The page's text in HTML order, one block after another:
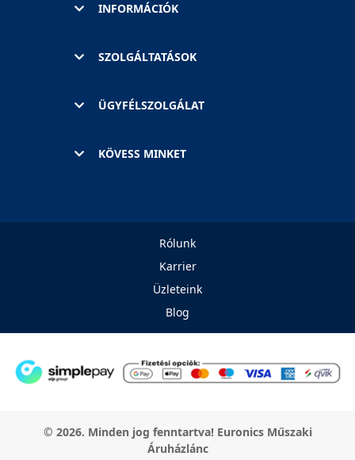
INFORMÁCIÓK
SZOLGÁLTATÁSOK
ÜGYFÉLSZOLGÁLAT
KÖVESS MINKET
Rólunk
Karrier
Üzleteink
Blog
© 2026. Minden jog fenntartva! Euronics Műszaki
Áruházlánc